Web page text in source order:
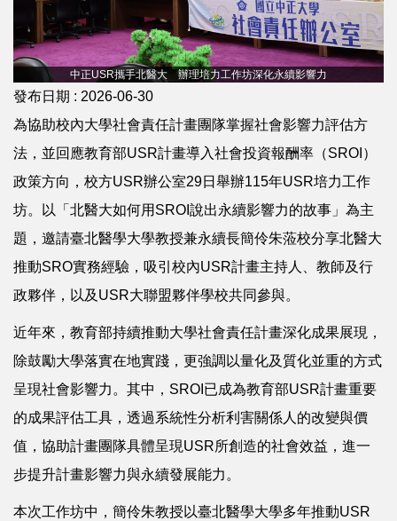
中正USR攜手北醫大 辦理培力工作坊深化永續影響力
發布日期 : 2026-06-30
為協助校內大學社會責任計畫團隊掌握社會影響力評估方
法，並回應教育部USR計畫導入社會投資報酬率（SROI）
政策方向，校方USR辦公室29日舉辦115年USR培力工作
坊。以「北醫大如何用SROI說出永續影響力的故事」為主
題，邀請臺北醫學大學教授兼永續長簡伶朱蒞校分享北醫大
推動SRO實務經驗，吸引校內USR計畫主持人、教師及行
政夥伴，以及USR大聯盟夥伴學校共同參與。
近年來，教育部持續推動大學社會責任計畫深化成果展現，
除鼓勵大學落實在地實踐，更強調以量化及質化並重的方式
呈現社會影響力。其中，SROI已成為教育部USR計畫重要
的成果評估工具，透過系統性分析利害關係人的改變與價
值，協助計畫團隊具體呈現USR所創造的社會效益，進一
步提升計畫影響力與永續發展能力。
本次工作坊中，簡伶朱教授以臺北醫學大學多年推動USR